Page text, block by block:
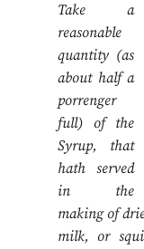
Take a
reasonable
quantity (as
about half a
porrenger
full) of the
Syrup, that
hath served
in the
making of
milk, or